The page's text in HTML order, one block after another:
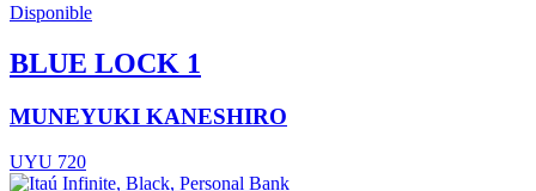
Disponible
BLUE LOCK 1
MUNEYUKI KANESHIRO
UYU 720